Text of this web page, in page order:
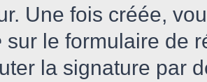
Une fois créée,
sur le formulaire de
la signature par